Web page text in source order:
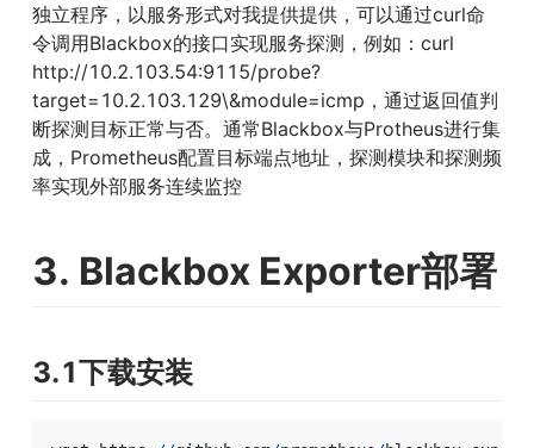
独立程序，以服务形式对我提供提供，可以通过curl命
令调用Blackbox的接口实现服务探测，例如：curl
http://10.2.103.54:9115/probe?
target=10.2.103.129\&module=icmp，通过返回值判
断探测目标正常与否。通常Blackbox与Protheus进行集
成，Prometheus配置目标端点地址，探测模块和探测频
率实现外部服务连续监控
3. Blackbox Exporter部署
3.1下载安装